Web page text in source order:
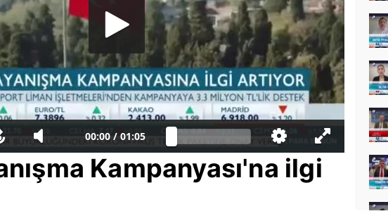
00:00 / 01:05
Kampanyası'na ilgi